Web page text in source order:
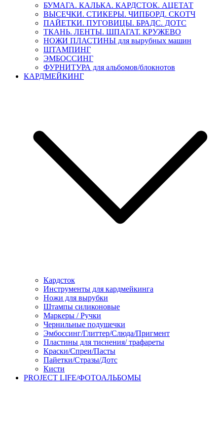
БУМАГА. КАЛЬКА. КАРДСТОК. АЦЕТАТ
ВЫСЕЧКИ. СТИКЕРЫ. ЧИПБОРД. СКОТЧ
ПАЙЕТКИ. ПУГОВИЦЫ. БРАДС. ДОТС
ТКАНЬ. ЛЕНТЫ. ШПАГАТ. КРУЖЕВО
НОЖИ ПЛАСТИНЫ для вырубных машин
ШТАМПИНГ
ЭМБОССИНГ
ФУРНИТУРА для альбомов/блокнотов
КАРДМЕЙКИНГ
Кардсток
Инструменты для кардмейкинга
Ножи для вырубки
Штампы силиконовые
Маркеры / Ручки
Чернильные подушечки
Эмбоссинг/Глиттер/Слюда/Пригмент
Пластины для тиснения/ трафареты
Краски/Спреи/Пасты
Пайетки/Стразы/Дотс
Кисти
PROJECT LIFE/ФОТОАЛЬБОМЫ